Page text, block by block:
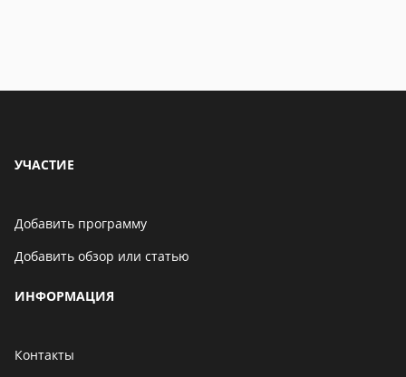
УЧАСТИЕ
Добавить программу
Добавить обзор или статью
ИНФОРМАЦИЯ
Контакты